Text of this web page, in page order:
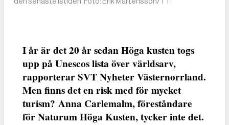
I år är det 20 år sedan Höga kusten togs
upp på Unescos lista över världsarv,
rapporterar SVT Nyheter Västernorrland.
Men finns det en risk med för mycket
turism? Anna Carlemalm, föreståndare
för Naturum Höga Kusten, tycker inte det.